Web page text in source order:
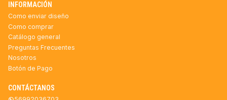
INFORMACIÓN
Como enviar diseño
Como comprar
Catálogo general
Preguntas Frecuentes
Nosotros
Botón de Pago
CONTÁCTANOS